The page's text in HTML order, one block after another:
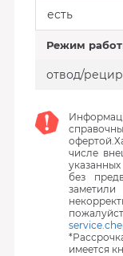
есть
Режим
отвод/
числе
без
имеется